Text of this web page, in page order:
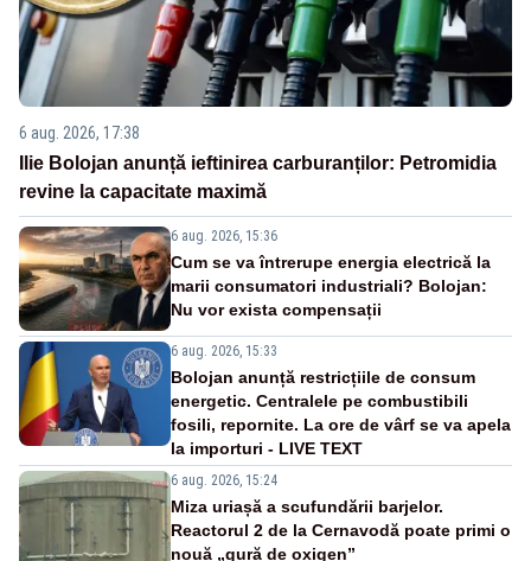
6 aug. 2026, 17:38
Ilie Bolojan anunță ieftinirea carburanților: Petromidia
revine la capacitate maximă
6 aug. 2026, 15:36
Cum se va întrerupe energia electrică la
marii consumatori industriali? Bolojan:
Nu vor exista compensații
6 aug. 2026, 15:33
Bolojan anunță restricțiile de consum
energetic. Centralele pe combustibili
fosili, repornite. La ore de vârf se va apela
la importuri - LIVE TEXT
6 aug. 2026, 15:24
Miza uriașă a scufundării barjelor.
Reactorul 2 de la Cernavodă poate primi o
nouă „gură de oxigen”